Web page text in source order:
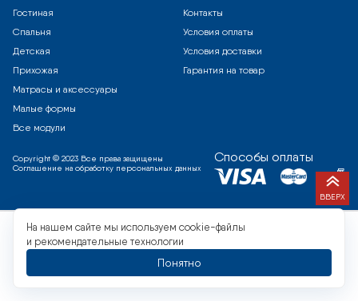
Гостиная
Спальня
Детская
Прихожая
Матрасы и аксессуары
Малые формы
Все модули
Контакты
Условия оплаты
Условия доставки
Гарантия на товар
Copyright © 2023 Все права защищены
Соглашение на обработку персональных данных
Способы оплаты
ВВЕРХ
На нашем сайте мы используем cookie-файлы
и рекомендательные технологии
Понятно